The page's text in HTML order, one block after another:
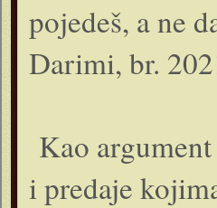
pojedeš, a ne
Darimi, br.
Kao
i predaje